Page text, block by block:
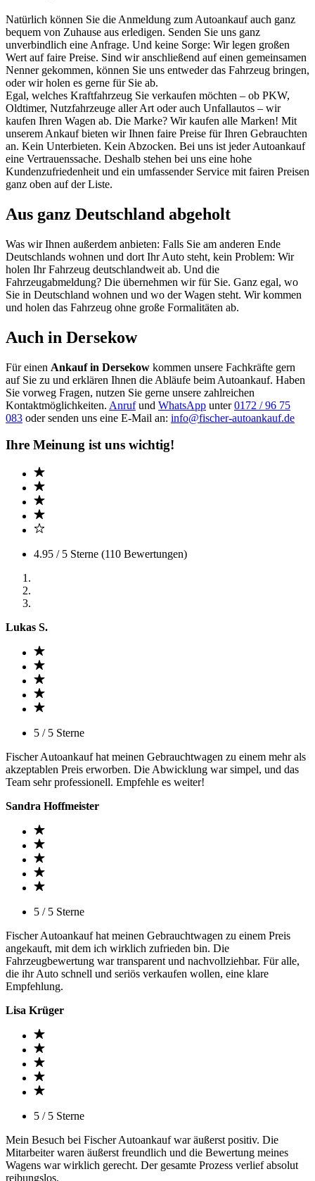
Natürlich können Sie die Anmeldung zum Autoankauf auch ganz
bequem von Zuhause aus erledigen. Senden Sie uns ganz
unverbindlich eine Anfrage. Und keine Sorge: Wir legen großen
Wert auf faire Preise. Sind wir anschließend auf einen gemeinsamen
Nenner gekommen, können Sie uns entweder das Fahrzeug bringen,
oder wir holen es gerne für Sie ab.
Egal, welches Kraftfahrzeug Sie verkaufen möchten – ob PKW,
Oldtimer, Nutzfahrzeuge aller Art oder auch Unfallautos – wir
kaufen Ihren Wagen ab. Die Marke? Wir kaufen alle Marken! Mit
unserem Ankauf bieten wir Ihnen faire Preise für Ihren Gebrauchten
an. Kein Unterbieten. Kein Abzocken. Bei uns ist jeder Autoankauf
eine Vertrauenssache. Deshalb stehen bei uns eine hohe
Kundenzufriedenheit und ein umfassender Service mit fairen Preisen
ganz oben auf der Liste.
Aus ganz Deutschland abgeholt
Was wir Ihnen außerdem anbieten: Falls Sie am anderen Ende
Deutschlands wohnen und dort Ihr Auto steht, kein Problem: Wir
holen Ihr Fahrzeug deutschlandweit ab. Und die
Fahrzeugabmeldung? Die übernehmen wir für Sie. Ganz egal, wo
Sie in Deutschland wohnen und wo der Wagen steht. Wir kommen
und holen das Fahrzeug ohne große Formalitäten ab.
Auch in Dersekow
Für einen Ankauf in Dersekow kommen unsere Fachkräfte gern
auf Sie zu und erklären Ihnen die Abläufe beim Autoankauf. Haben
Sie vorweg Fragen, nutzen Sie gerne unsere zahlreichen
Kontaktmöglichkeiten. Anrufund WhatsApp unter0172 / 96 75
083 oder senden uns eine E-Mail an: info@fischer-autoankauf.de
Ihre Meinung ist uns wichtig!
4.95 / 5 Sterne (110 Bewertungen)
Lukas S.
5 / 5 Sterne
Fischer Autoankauf hat meinen Gebrauchtwagen zu einem mehr als
akzeptablen Preis erworben. Die Abwicklung war simpel, und das
Team sehr professionell. Empfehle es weiter!
Sandra Hoffmeister
5 / 5 Sterne
Fischer Autoankauf hat meinen Gebrauchtwagen zu einem Preis
angekauft, mit dem ich wirklich zufrieden bin. Die
Fahrzeugbewertung war transparent und nachvollziehbar. Für alle,
die ihr Auto schnell und seriös verkaufen wollen, eine klare
Empfehlung.
Lisa Krüger
5 / 5 Sterne
Mein Besuch bei Fischer Autoankauf war äußerst positiv. Die
Mitarbeiter waren äußerst freundlich und die Bewertung meines
Wagens war wirklich gerecht. Der gesamte Prozess verlief absolut
reibungslos.